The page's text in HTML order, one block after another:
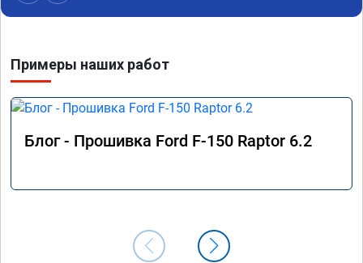
Примеры наших работ
Блог - Прошивка Ford F-150 Raptor 6.2